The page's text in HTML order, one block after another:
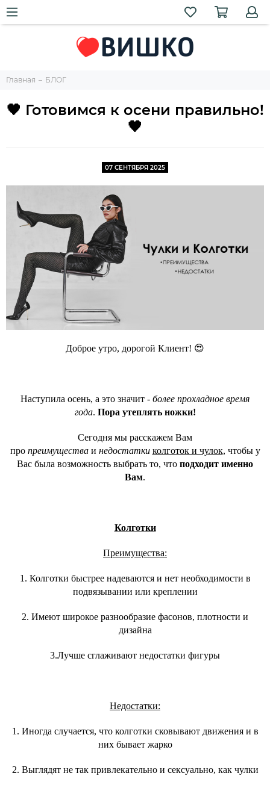
Главная БЛОГ
🖤 Готовимся к осени правильно!
🖤
07 СЕНТЯБРЯ 2025
Доброе утро, дорогой Клиент! 😍
Наступила осень, а это значит - более прохладное время
года. Пора утеплять ножки!
Сегодня мы расскажем Вам
про преимуществаи недостатки колготок и чулок, чтобы у
Вас была возможность выбрать то, что подходит именно
Вам.
Колготки
Преимущества:
1. Колготки быстрее надеваются и нет необходимости в
подвязывании или креплении
2. Имеют широкое разнообразие фасонов, плотности и
дизайна
3.Лучше сглаживают недостатки фигуры
Недостатки:
1. Иногда случается, что колготки сковывают движения и в
них бывает жарко
2. Выглядят не так привлекательно и сексуально, как чулки